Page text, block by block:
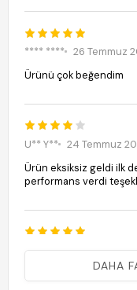
**** ****
26 Temmuz
Ürünü çok beğendim
U** Y**
24 Temmuz
Ürün eksiksiz geldi ilk
performans verdi
a** n** g**
24
Doğru düzgün bi
DAHA